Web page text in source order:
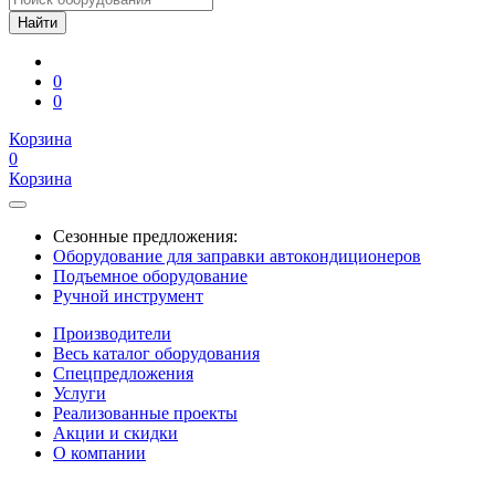
0
0
Корзина
0
Корзина
Сезонные предложения:
Оборудование для заправки автокондиционеров
Подъемное оборудование
Ручной инструмент
Производители
Весь каталог оборудования
Спецпредложения
Услуги
Реализованные проекты
Акции и скидки
О компании